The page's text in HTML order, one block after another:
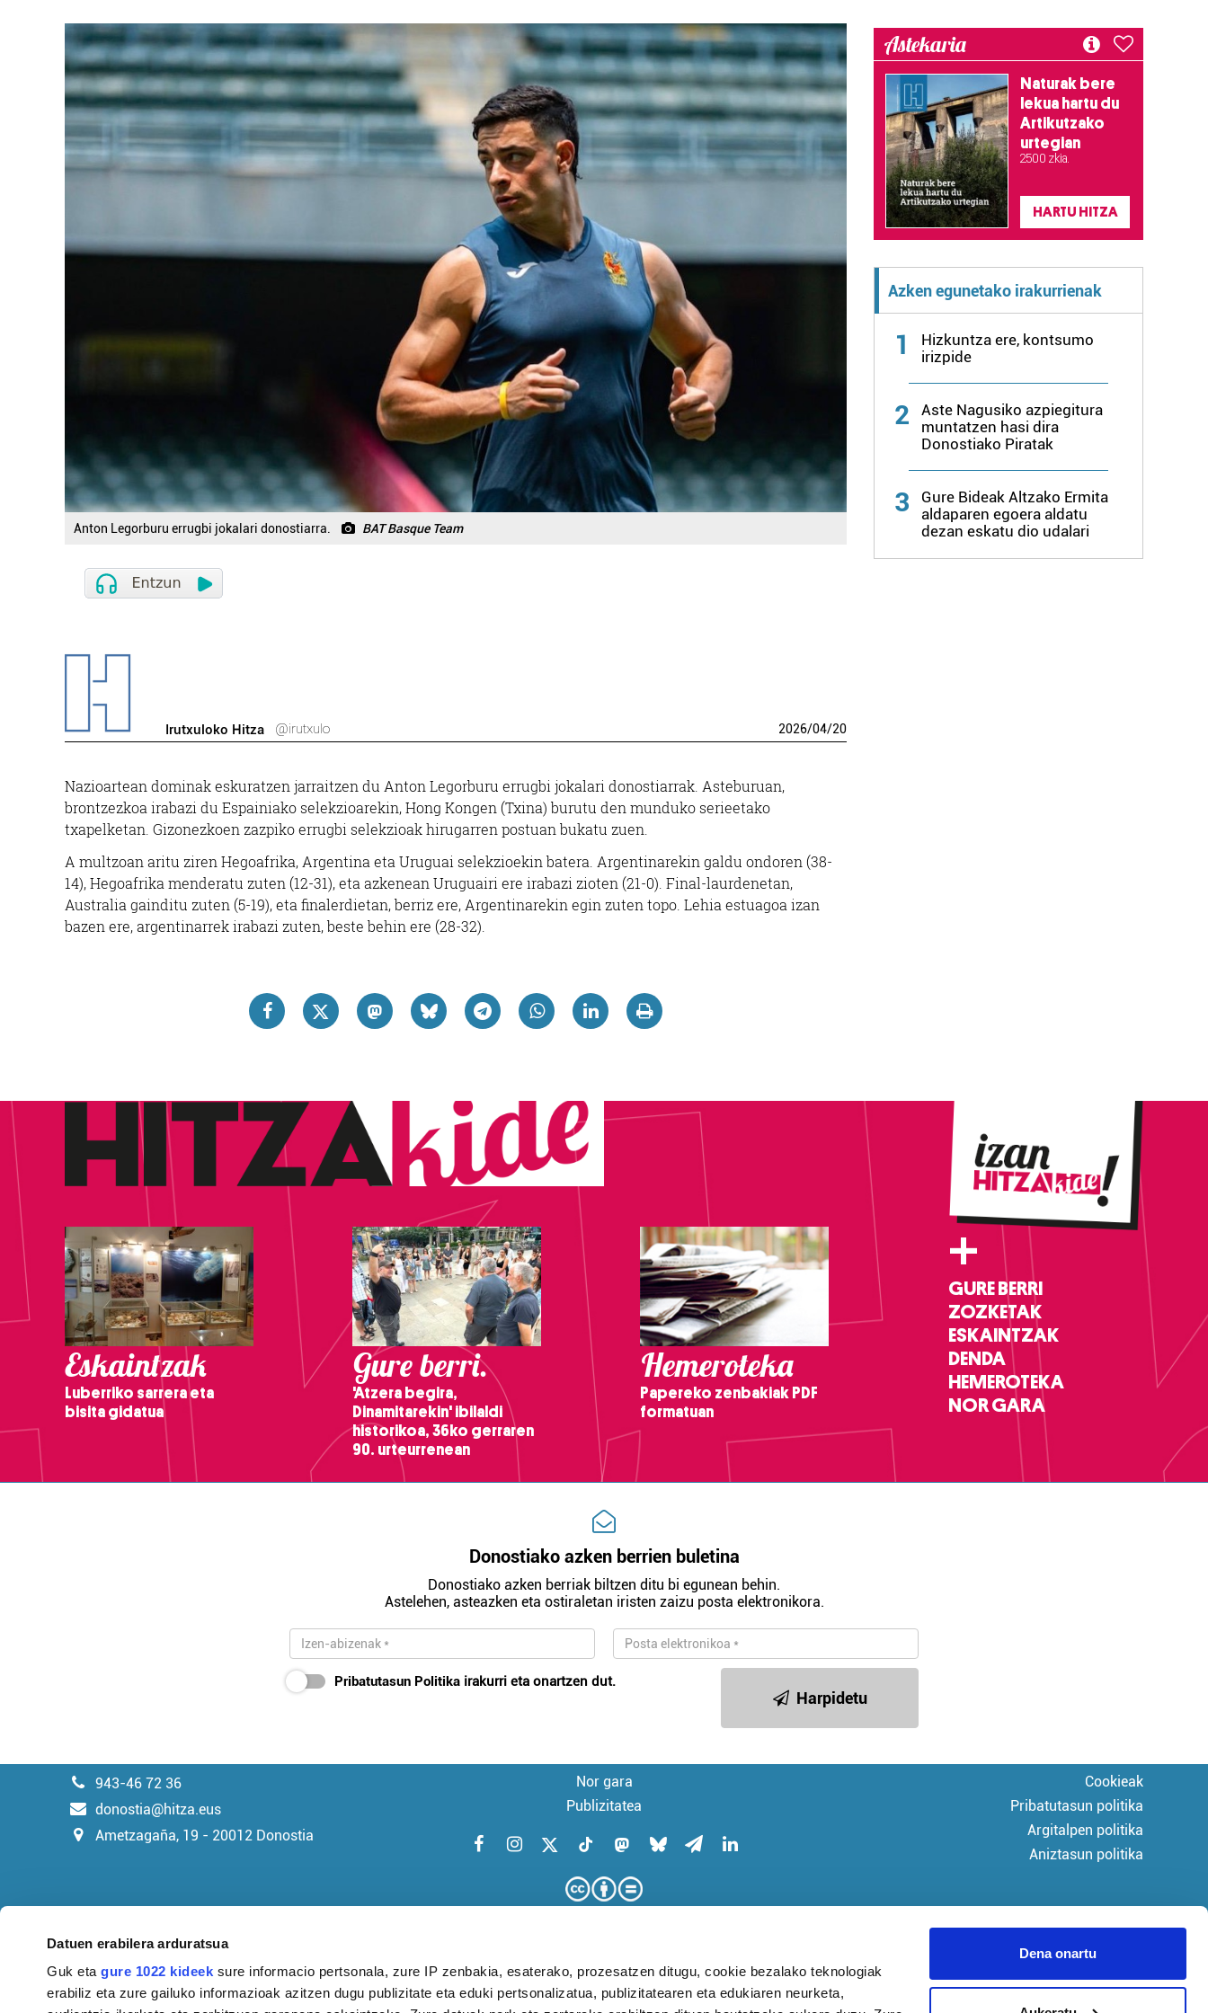
Datuen erabilera arduratsua
Guk etagure 1022 kideek sure informacio pertsonala, zure IP zenbakia, esaterako, prozesatzen ditugu, cookie bezalako teknologiak
erabiliz eta zure gailuko informazioak azitzen dugu publizitate eta eduki pertsonalizatua, publizitatearen eta edukiaren neurketa,
Dena onartu
Anton Legorburu errugbi jokalari donostiarra. BAT Basque Team
Irutxuloko Hitza @irutxulo 2026/04/20
Nazioartean dominak eskuratzen jarraitzen du Anton Legorburu errugbi jokalari donostiarrak. Asteburuan,
brontzezkoa irabazi du Espainiako selekzioarekin, Hong Kongen (Txina) burutu den munduko serieetako
txapelketan. Gizonezkoen zazpiko errugbi selekzioak hirugarren postuan bukatu zuen.
A multzoan aritu ziren Hegoafrika, Argentina eta Uruguai selekzioekin batera. Argentinarekin galdu ondoren (38-
14), Hegoafrika menderatu zuten (12-31), eta azkenean Uruguairi ere irabazi zioten (21-0). Final-laurdenetan,
Australia gainditu zuten (5-19), eta finalerdietan, berriz ere, Argentinarekin egin zuten topo. Lehia estuagoa izan
bazen ere, argentinarrek irabazi zuten, beste behin ere (28-32).
Astekaria
Naturak bere
lekua hartu du
Artikutzako
urtegian
2.500 zkia.
HARTU HITZA
Azken egunetako irakurrienak
1
Hizkuntza ere, kontsumo
irizpide
2
Aste Nagusiko azpiegitura
muntatzen hasi dira
Donostiako Piratak
3
Gure Bideak Altzako Ermita
aldaparen egoera aldatu
dezan eskatu dio udalari
Eskaintzak
Luberriko sarrera eta
bisita gidatua
Gure berri.
'Atzera begira,
Dinamitarekin' ibilaldi
historikoa, 36ko gerraren
90. urteurrenean
Hemeroteka
Papereko zenbakiak PDF
formatuan
+
GURE BERRI
ZOZKETAK
ESKAINTZAK
DENDA
HEMEROTEKA
NOR GARA
Donostiako azken berrien buletina
Donostiako azken berriak biltzen ditu bi egunean behin.
Astelehen, asteazken eta ostiraletan iristen zaizu posta elektronikora.
Pribatutasun Politika irakurri eta onartzen dut.
Harpidetu
943-46 72 36
donostia@hitza.eus
Ametzagaña, 19 - 20012 Donostia
Nor gara
Publizitatea
KUDEAKETA AURRERATUARI
Cookieak
Pribatutasun politika
Argitalpen politika
Aniztasun politika